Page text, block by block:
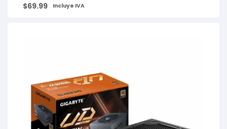
$69.99 Incluye IVA